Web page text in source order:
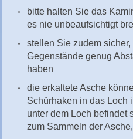
bitte halten Sie das
es nie unbeaufsichtigt
stellen Sie zudem
Gegenstände genug
haben
die erkaltete Asche
Schürhaken in das Loch
unter dem Loch befindet
zum Sammeln der